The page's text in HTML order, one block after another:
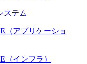
ステム
（アプリケーショ
（インフラ）